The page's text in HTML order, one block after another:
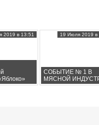
2019 в 13:51
СОБЫТИЕ № 1 В
МЯСНОЙ
19 Июля 2019 в